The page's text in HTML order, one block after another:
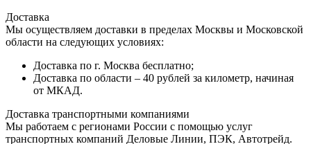
Доставка
Мы осуществляем доставки в пределах Москвы и Московской
области на следующих условиях:
Доставка по г. Москва бесплатно;
Доставка по области – 40 рублей за километр, начиная
от МКАД.
Доставка транспортными компаниями
Мы работаем с регионами России с помощью услуг
транспортных компаний Деловые Линии, ПЭК, Автотрейд.